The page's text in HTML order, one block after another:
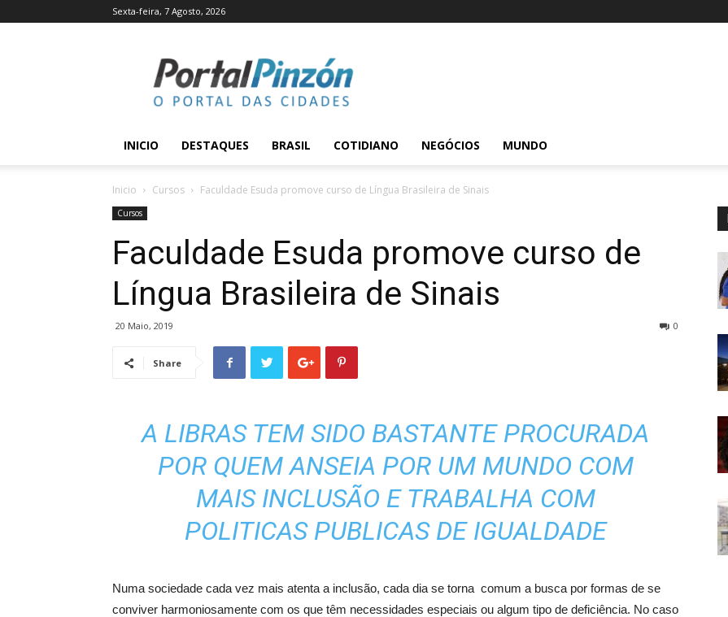
Sexta-feira, 7 Agosto, 2026
Pinzón
INICIO DESTAQUES BRASIL COTIDIANO NEGÓCIOS MUNDO
Inicio Cursos Faculdade Esuda promove curso de Língua Brasileira de Sinais
Cursos
Faculdade Esuda promove curso de
Língua Brasileira de Sinais
20 Maio, 2019 0
Share
A LIBRAS TEM SIDO BASTANTE PROCURADA
POR QUEM ANSEIA POR UM MUNDO COM
MAIS INCLUSÃO E TRABALHA COM
POLITICAS PUBLICAS DE IGUALDADE
Numa sociedade cada vez mais atenta a inclusão, cada dia se torna comum a busca por formas de se
conviver harmoniosamente com os que têm necessidades especiais ou algum tipo de deficiência. No caso